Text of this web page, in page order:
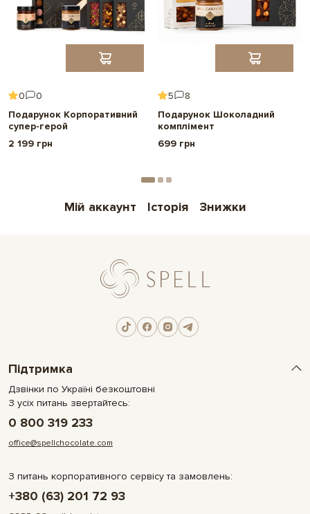
0
0
Подарунок Корпоративний
супер-герой
2 199 грн
5
8
Подарунок Шоколадний
комплімент
699 грн
Мій аккаунт Історія Знижки
Підтримка
Дзвінки по Україні безкоштовні
З усіх питань звертайтесь:
0 800 319 233
office@spellchocolate.com
З питань корпоративного сервісу та замовлень:
+380 (63) 201 72 93